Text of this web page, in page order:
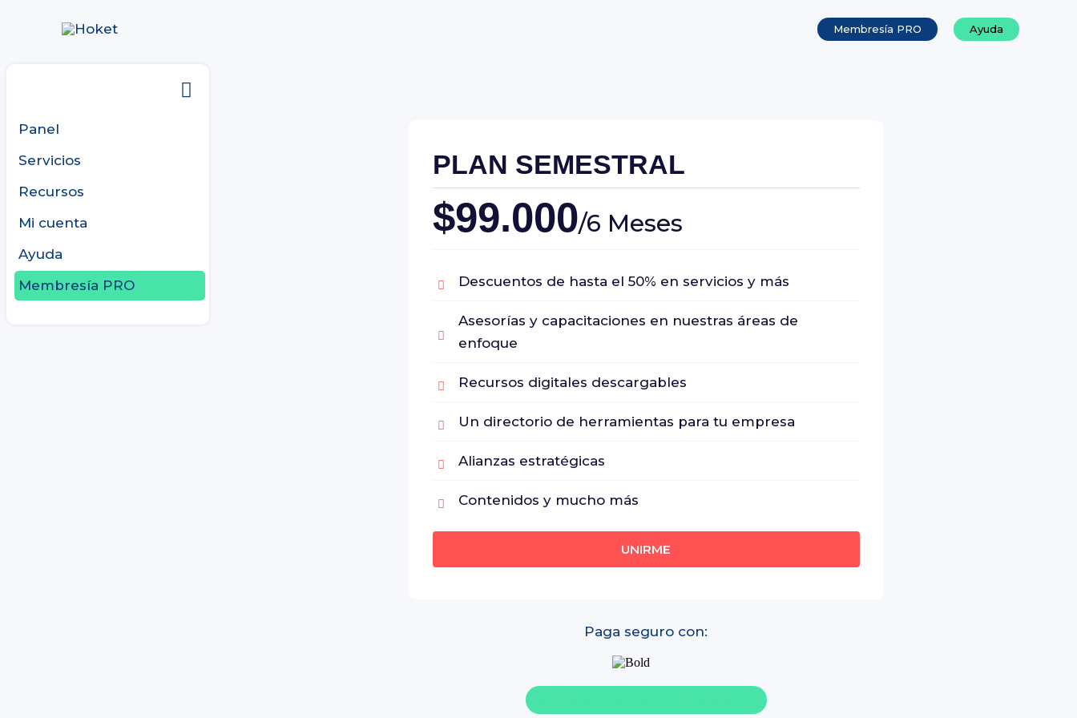
Membresía PRO Ayuda
Panel
Servicios
Recursos
Mi cuenta
Ayuda
Membresía PRO
PLAN SEMESTRAL
$99.000/6 Meses
Descuentos de hasta el 50% en servicios y más
Asesorías y capacitaciones en nuestras áreas de
enfoque​
Recursos digitales descargables​
Un directorio de herramientas​ para tu empresa
Alianzas estratégicas​
Contenidos y mucho más​
UNIRME
Paga seguro con: